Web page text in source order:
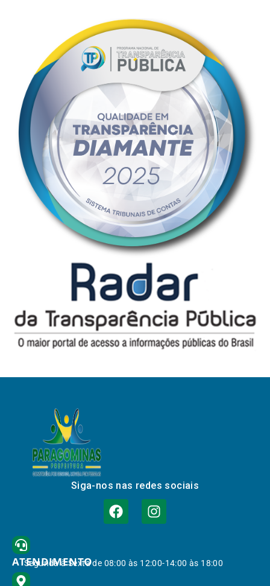
Siga-nos nas redes sociais
ATENDIMENTO
Segunda à Sexta de 08:00 às 12:00-14:00 às 18:00